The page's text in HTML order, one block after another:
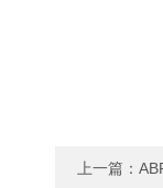
上一篇：